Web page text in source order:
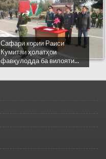
Сафари кории Раиси
Кумитаи ҳолатҳои
фавқулодда ба вилояти...